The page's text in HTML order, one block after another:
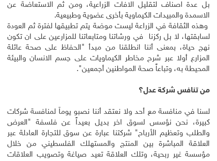
بل عدة اصناف لتقليل الافات الزراعية، ومن ثم الاستعاضة عن
الاسمدة والمبيدات الكيماوية بأخرى عضوية وطبيعية.
وهذه الثقافة في الزراعة ليست موضة يتم تطبيقها لفترة ثم العودة
لسابقتها، لا بل ركزنا في ورشاتنا ومتابعاتنا للمزارعين على ان تكون
نهج حياة، بمعنى أننا انطلقنا من مبدأ "الحفاظ على صحة عائلة
المزارع أولا عبر شرح مخاطر الكيماويات على جسم الانسان والبيئة
المحيطة به، وتباعاً صحة المواطنين أجمعين".
من تنافس شركة عدل؟
لسنا في منافسة مع أحد ولا نعتقد أننا نصبو يوماً لمنافسة شركات
كبيرة، نحن نؤسس لسوق اخر بديل بعيداً عن فلسفة "العرض
والطلب وتعظيم الأرباح" شركتنا عبارة عن سوق للتجارة العادلة عبر
العلاقة المباشرة بين المنتج والمستهلك الفلسطيني من خلال
مؤسسة غير ربحية، وتلك العلاقة تعيد صياغة وتصويب العلاقات